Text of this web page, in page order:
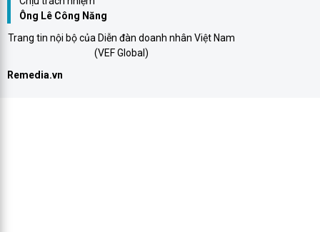
Ông Lê Công Năng
Trang tin nội bộ của Diễn đàn doanh nhân Việt Nam
(VEF Global)
Remedia.vn